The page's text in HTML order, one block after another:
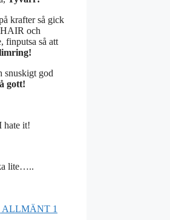
krafter så gick
och
finputsa så att
snuskigt god
gott!
hate it!
lite…..
ALLMÄNT 1